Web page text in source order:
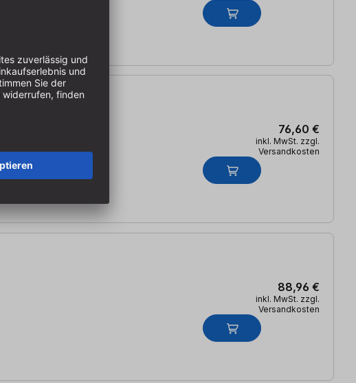
76,60 €
inkl. MwSt. zzgl.
Versandkosten
88,96 €
inkl. MwSt. zzgl.
Versandkosten